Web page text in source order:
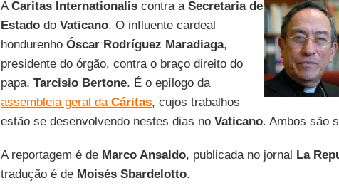
ACaritas Internationaliscontra a Secretaria de
Estadodo Vaticano. O influente cardeal
hondurenho Óscar Rodríguez Maradiaga,
presidente do órgão, contra o braço direito do
papa, Tarcisio Bertone. É o epílogo da
assembleia geral da Cáritas, cujos trabalhos
estão se desenvolvendo nestes dias no Vaticano. Ambos são
A reportagem é de Marco Ansaldo, publicada no jornal La
tradução é de Moisés Sbardelotto.